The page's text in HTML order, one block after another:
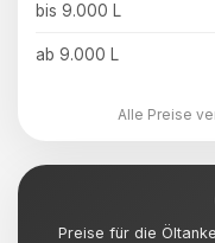
bis 9.000 L
ab 9.000 L
Alle Preise
Preise für die